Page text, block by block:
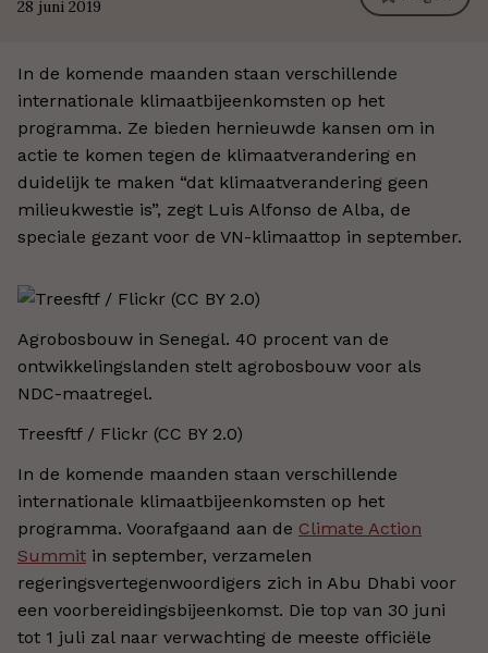
28 juni 2019
In de komende maanden staan verschillende
internationale klimaatbijeenkomsten op het
programma. Ze bieden hernieuwde kansen om in
actie te komen tegen de klimaatverandering en
duidelijk te maken “dat klimaatverandering geen
milieukwestie is”, zegt Luis Alfonso de Alba, de
speciale gezant voor de VN-klimaattop in september.
Agrobosbouw in Senegal. 40 procent van de
ontwikkelingslanden stelt agrobosbouw voor als
NDC-maatregel.
Treesftf / Flickr (CC BY 2.0)
In de komende maanden staan verschillende
internationale klimaatbijeenkomsten op het
programma. Voorafgaand aan de Climate Action
Summit in september, verzamelen
regeringsvertegenwoordigers zich in Abu Dhabi voor
een voorbereidingsbijeenkomst. Die top van 30 juni
tot 1 juli zal naar verwachting de meeste officiële